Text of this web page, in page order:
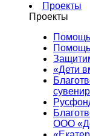
Проекты
Проекты
Помощь
Помощь
«Дети
ООО